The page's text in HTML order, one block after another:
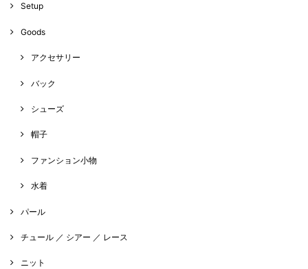
Setup
Goods
アクセサリー
バック
シューズ
帽子
ファンション小物
水着
パール
チュール ／ シアー ／ レース
ニット